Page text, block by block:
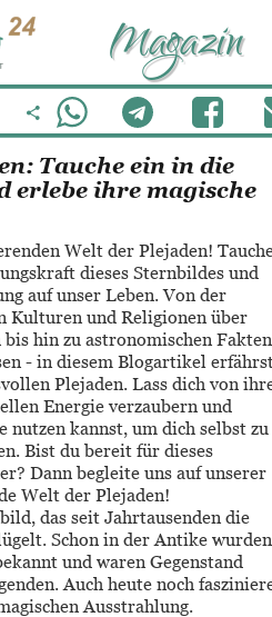
Tauche ein in die
erlebe ihre magische
Welt der Plejaden!
dieses Sternbildes und
auf unser Leben. Von der
Kulturen und Religionen über
bis hin zu astronomischen
- in diesem Blogartikel
Plejaden. Lass dich von
Energie verzaubern und
nutzen kannst, um dich selbst zu
Bist du bereit für dieses
Dann begleite uns auf unserer
Welt der Plejaden!
das seit Jahrtausenden die
Schon in der Antike
und waren Gegenstand
Auch heute noch
Ausstrahlung.
Magazin